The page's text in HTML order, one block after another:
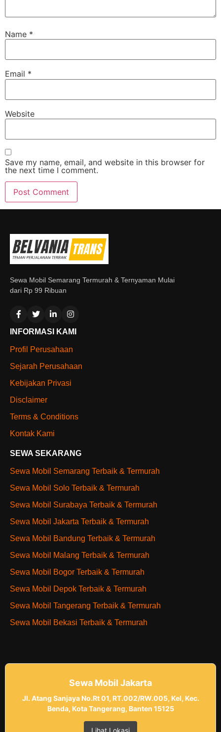
Name *
Email *
Website
Save my name, email, and website in this browser for
the next time I comment.
Sewa Mobil Semarang Termurah & Ternyaman Mulai
dari Rp 99 Ribuan
INFORMASI KAMI
Profil Perusahaan
Sejarah Perusahaan
Kebijakan Privasi
Disclaimer
Terms & Conditions
Kontak Kami
SEWA SEKARANG
Sewa Mobil Semarang Terbaik & Termurah
Sewa Mobil Solo Terbaik & Termurah
Sewa Mobil Surabaya Terbaik & Termurah
Sewa Mobil Jakarta Terbaik & Termurah
Sewa Mobil Bandung Terbaik & Termurah
Sewa Mobil Malang Terbaik & Termurah
Sewa Mobil Bogor Terbaik & Termurah
Sewa Mobil Depok Terbaik & Termurah
Sewa Mobil Tangerang Terbaik & Termurah
Sewa Mobil Bekasi Terbaik & Termurah
Sewa Mobil Jakarta
Jl. Atang Sanjaya No.Rt 01, RT.002/RW.005, Kel, Kec.
Benda, Kota Tangerang, Banten 15125
Lihat Lokasi